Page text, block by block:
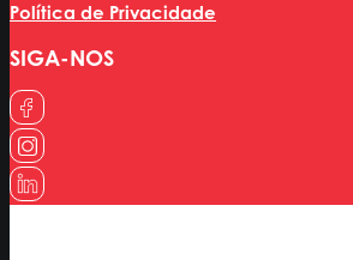
Política de Privacidade
SIGA-NOS